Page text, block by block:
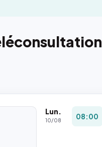
Lun.
10/08 08:00